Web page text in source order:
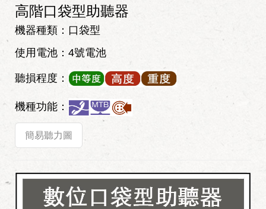
高階口袋型助聽器
機器種類：口袋型
使用電池：4號電池
聽損程度：
機種功能：
簡易聽力圖